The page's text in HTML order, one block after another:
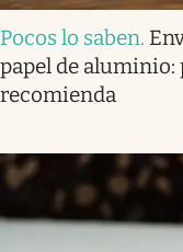
Pocos lo saben.
papel de aluminio:
recomienda